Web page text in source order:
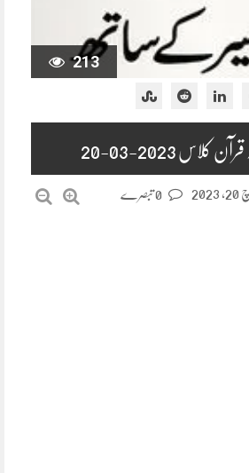
213
کلاس 2023-03-20